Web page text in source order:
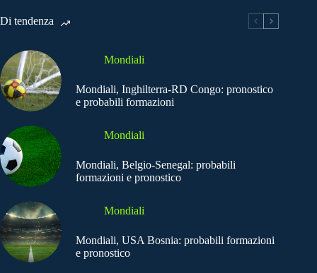
Di tendenza
Mondiali
Mondiali, Inghilterra-RD Congo: pronostico
e probabili formazioni
Mondiali
Mondiali, Belgio-Senegal: probabili
formazioni e pronostico
Mondiali
Mondiali, USA Bosnia: probabili formazioni
e pronostico